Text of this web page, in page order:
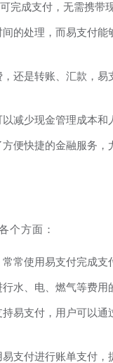
完成支付，无需携带
间的处理，而易支付
，还是转账、汇款，
减少现金管理成本和
方便快捷的金融服务
个方面：
常使用易支付完成支
水、电、燃气等费用
易支付，用户可以
支付进行账单支付，